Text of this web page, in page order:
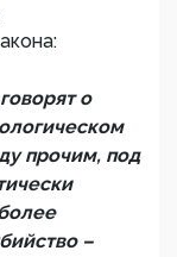
о
прочим, под
–